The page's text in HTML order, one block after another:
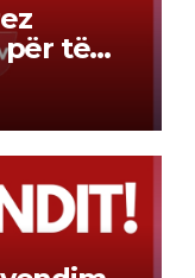
për të
e
dy